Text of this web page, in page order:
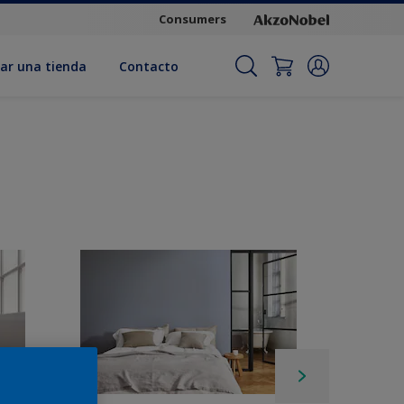
Consumers
una tienda Contacto